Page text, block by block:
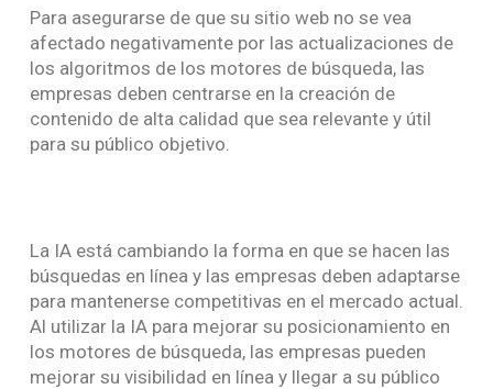
Para asegurarse de que su sitio web no se vea
afectado negativamente por las actualizaciones de
los algoritmos de los motores de búsqueda, las
empresas deben centrarse en la creación de
contenido de alta calidad que sea relevante y útil
para su público objetivo.
La IA está cambiando la forma en que se hacen las
búsquedas en línea y las empresas deben adaptarse
para mantenerse competitivas en el mercado actual.
Al utilizar la IA para mejorar su posicionamiento en
los motores de búsqueda, las empresas pueden
mejorar su visibilidad en línea y llegar a su público